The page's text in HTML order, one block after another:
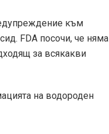
към
FDA посочи, че няма
за всякакви
на водороден